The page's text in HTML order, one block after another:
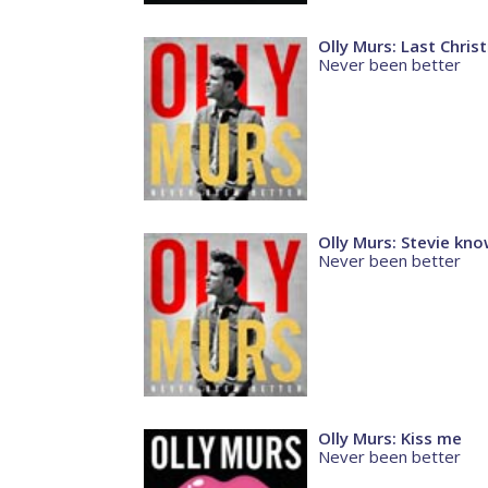
Olly Murs: Last
Never been better
Olly Murs: Stevie
Never been better
Olly Murs: Kiss me
Never been better